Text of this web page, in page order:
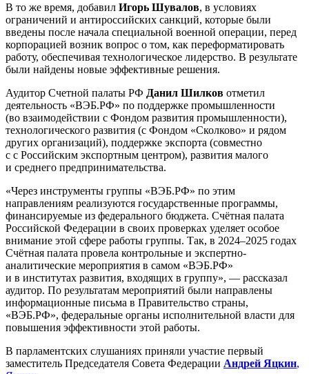
В то же время, добавил Игорь Шувалов, в условиях
ограничений и антироссийских санкций, которые были
введены после начала специальной военной операции, перед
корпорацией возник вопрос о том, как переформатировать
работу, обеспечивая технологическое лидерство. В результате
были найдены новые эффективные решения.
Аудитор Счетной палаты РФ Данил Шилков отметил
деятельность «ВЭБ.РФ» по поддержке промышленности
(во взаимодействии с Фондом развития промышленности),
технологического развития (с Фондом «Сколково» и рядом
других организаций), поддержке экспорта (совместно
с с Российским экспортным центром), развития малого
и среднего предпринимательства.
«Через инструменты группы «ВЭБ.РФ» по этим
направлениям реализуются государственные программы,
финансируемые из федерального бюджета. Счётная палата
Российской Федерации в своих проверках уделяет особое
внимание этой сфере работы группы. Так, в 2024–2025 годах
Счётная палата провела контрольные и экспертно-
аналитические мероприятия в самом «ВЭБ.РФ»
и в институтах развития, входящих в группу», — рассказал
аудитор. По результатам мероприятий были направлены
информационные письма в Правительство страны,
«ВЭБ.РФ», федеральные органы исполнительной власти для
повышения эффективности этой работы.
В парламентских слушаниях приняли участие первый
заместитель Председателя Совета Федерации Андрей Яцкин,